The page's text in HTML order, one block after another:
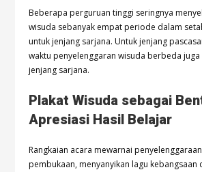
Beberapa perguruan tinggi seringnya
wisuda sebanyak empat periode dalam
untuk jenjang sarjana. Untuk jenjang
waktu penyelenggaran wisuda berbeda
jenjang sarjana.
Plakat Wisuda sebagai
Apresiasi Hasil Belajar
Rangkaian acara mewarnai
pembukaan, menyanyikan lagu kebangsaan